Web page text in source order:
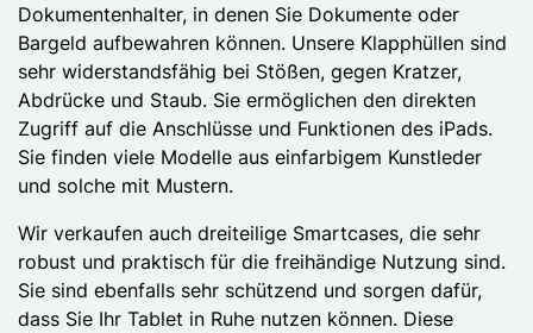
Dokumentenhalter, in denen Sie Dokumente oder
Bargeld aufbewahren können. Unsere Klapphüllen sind
sehr widerstandsfähig bei Stößen, gegen Kratzer,
Abdrücke und Staub. Sie ermöglichen den direkten
Zugriff auf die Anschlüsse und Funktionen des iPads.
Sie finden viele Modelle aus einfarbigem Kunstleder
und solche mit Mustern.
Wir verkaufen auch dreiteilige Smartcases, die sehr
robust und praktisch für die freihändige Nutzung sind.
Sie sind ebenfalls sehr schützend und sorgen dafür,
dass Sie Ihr Tablet in Ruhe nutzen können. Diese